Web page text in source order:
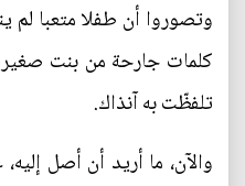
وتصوروا أن طفلا متعبا لم
كلمات جارحة من بنت
تلفظّت به آنذاك.
والآن، ما أريد أن أصل